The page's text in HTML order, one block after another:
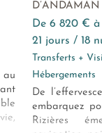
au
D’ANDAMAN
de 6 820 €
21 jours / 18
Transferts +
Hébergements
De
embarquez
Rizières